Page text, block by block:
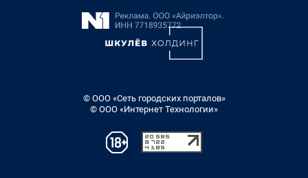
© ООО «Сеть городских порталов»
© ООО «Интернет Технологии»